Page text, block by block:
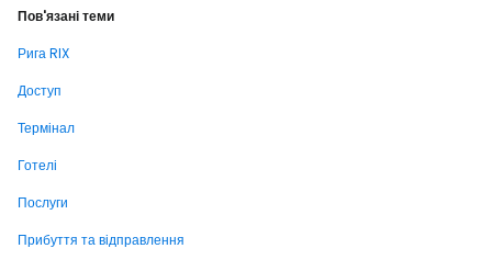
Пов'язані теми
Рига RIX
Доступ
Термінал
Готелі
Послуги
Прибуття та відправлення